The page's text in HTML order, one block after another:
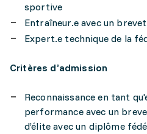
sportive
Entraîneur.e avec un
Expert.e technique de la
Critères d’admission
Reconnaissance en tant
performance avec un
d’élite avec un diplôme